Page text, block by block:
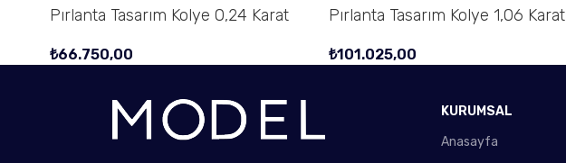
Pırlanta Tasarım Kolye 0,24 Karat
₺66.750,00
Pırlanta Tasarım Kolye 1,06 Karat
₺101.025,00
KURUMSAL
Anasayfa